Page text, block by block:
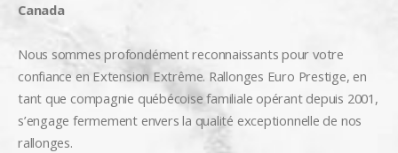
Canada
Nous sommes profondément reconnaissants pour votre
confiance en Extension Extrême. Rallonges Euro Prestige, en
tant que compagnie québécoise familiale opérant depuis 2001,
s’engage fermement envers la qualité exceptionnelle de nos
rallonges.